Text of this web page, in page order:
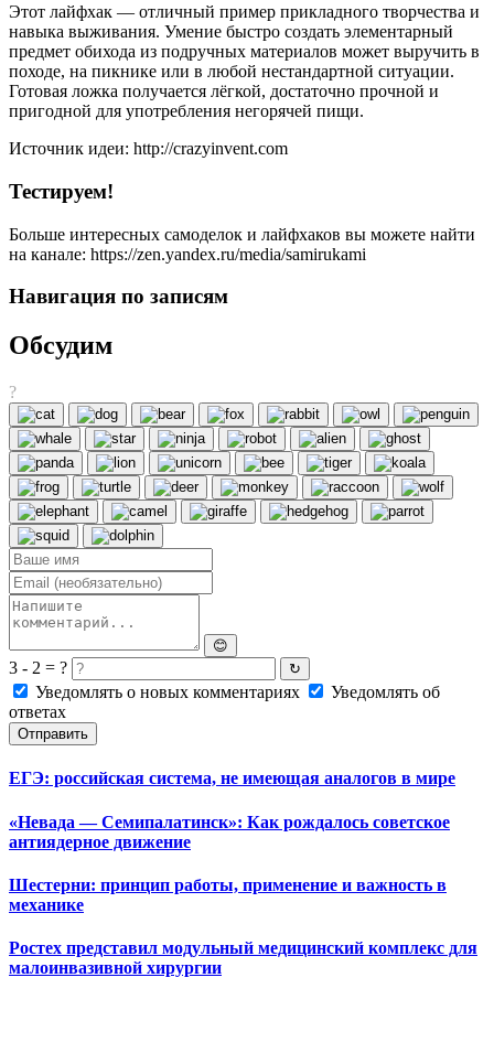
Этот лайфхак — отличный пример прикладного творчества и
навыка выживания. Умение быстро создать элементарный
предмет обихода из подручных материалов может выручить в
походе, на пикнике или в любой нестандартной ситуации.
Готовая ложка получается лёгкой, достаточно прочной и
пригодной для употребления негорячей пищи.
Источник идеи: http://crazyinvent.com
Тестируем!
Больше интересных самоделок и лайфхаков вы можете найти
на канале: https://zen.yandex.ru/media/samirukami
Навигация по записям
Обсудим
?
😊
3 - 2 = ? ↻
Уведомлять о новых комментариях
Уведомлять об
ответах
Отправить
ЕГЭ: российская система, не имеющая аналогов в мире
«Невада — Семипалатинск»: Как рождалось советское
антиядерное движение
Шестерни: принцип работы, применение и важность в
механике
Ростех представил модульный медицинский комплекс для
малоинвазивной хирургии